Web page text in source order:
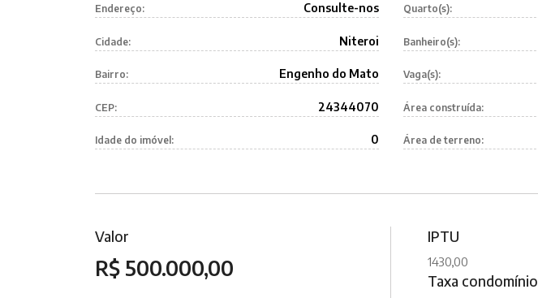
Endereço: Consulte-nos
Cidade: Niteroi
Bairro: Engenho do Mato
CEP: 24344070
Idade do imóvel: 0
Quarto(s):
Banheiro(s):
Vaga(s):
Área construída:
Área de terreno:
Valor
R$ 500.000,00
IPTU
1430,00
Taxa condomínio